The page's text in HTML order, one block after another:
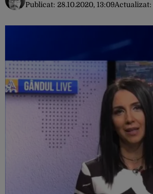
Publicat: 28.10.2020, 13:09Actualizat: